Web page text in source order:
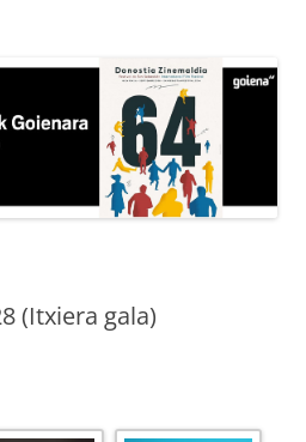
egin
(Itxiera gala)